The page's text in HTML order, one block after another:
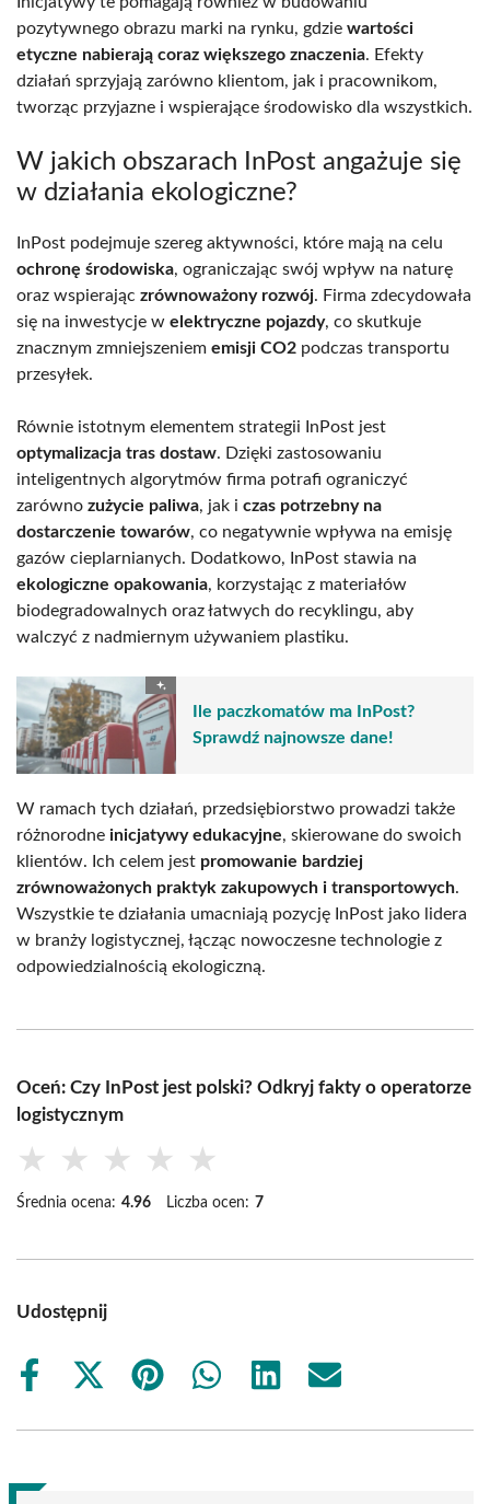
pozytywnego obrazu marki na rynku, gdzie wartości
etyczne nabierają coraz większego znaczenia. Efekty
działań sprzyjają zarówno klientom, jak i pracownikom,
tworząc przyjazne i wspierające środowisko dla wszystkich.
W jakich obszarach InPost angażuje się
w działania ekologiczne?
InPost podejmuje szereg aktywności, które mają na celu
ochronę środowiska, ograniczając swój wpływ na naturę
oraz wspierając zrównoważony rozwój. Firma zdecydowała
się na inwestycje w elektryczne pojazdy, co skutkuje
znacznym zmniejszeniem emisji CO2 podczas transportu
przesyłek.
Równie istotnym elementem strategii InPost jest
optymalizacja tras dostaw. Dzięki zastosowaniu
inteligentnych algorytmów firma potrafi ograniczyć
zarówno zużycie paliwa, jak i czas potrzebny na
dostarczenie towarów, co negatywnie wpływa na emisję
gazów cieplarnianych. Dodatkowo, InPost stawia na
ekologiczne opakowania, korzystając z materiałów
biodegradowalnych oraz łatwych do recyklingu, aby
walczyć z nadmiernym używaniem plastiku.
Ile paczkomatów ma InPost?
Sprawdź najnowsze dane!
W ramach tych działań, przedsiębiorstwo prowadzi także
różnorodne inicjatywy edukacyjne, skierowane do swoich
klientów. Ich celem jest promowanie bardziej
zrównoważonych praktyk zakupowych i transportowych.
Wszystkie te działania umacniają pozycję InPost jako lidera
w branży logistycznej, łącząc nowoczesne technologie z
odpowiedzialnością ekologiczną.
Oceń: Czy InPost jest polski? Odkryj fakty o operatorze
logistycznym
★ ★ ★ ★ ★
Średnia ocena: 4.96 Liczba ocen: 7
Udostępnij
Share
Share
(Twitter)
Share
Share
Share
Share